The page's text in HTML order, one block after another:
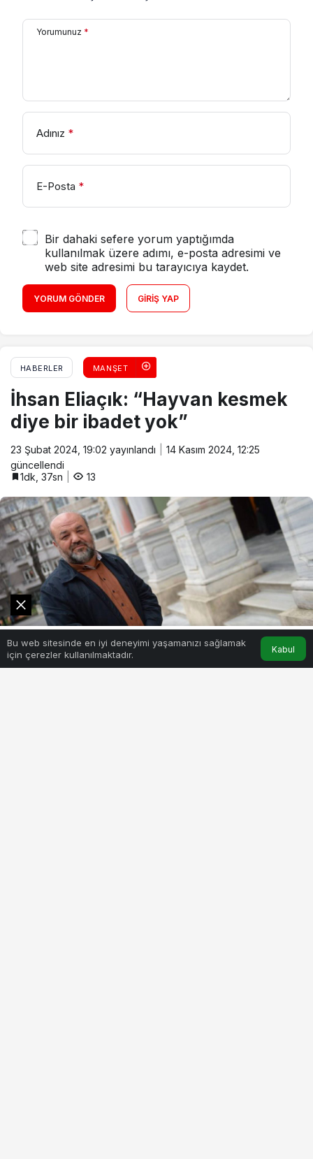
Yorumunuz *
Adınız *
E-Posta *
Bir dahaki sefere yorum yaptığımda
kullanılmak üzere adımı, e-posta adresimi ve
web site adresimi bu tarayıcıya kaydet.
YORUM GÖNDER GIRIŞ YAP
HABERLER MANŞET
İhsan Eliaçık: “Hayvan kesmek
diye bir ibadet yok”
23 Şubat 2024, 19:02 yayınlandı
14 Kasım 2024, 12:25
güncellendi
1dk, 37sn
13
Bu web sitesinde en iyi deneyimi yaşamanızı sağlamak
için çerezler kullanılmaktadır.
Kabul
Akış Hesabım
0